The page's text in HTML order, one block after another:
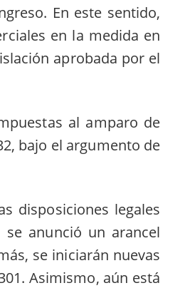
En este sentido,
en la medida en
aprobada por el
al amparo de
bajo el argumento de
disposiciones legales
se anunció un arancel
se iniciarán nuevas
Asimismo, aún está